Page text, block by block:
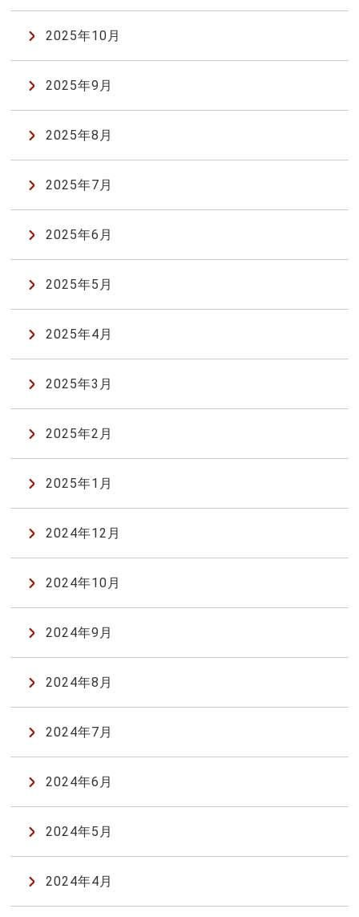
2025年10月
2025年9月
2025年8月
2025年7月
2025年6月
2025年5月
2025年4月
2025年3月
2025年2月
2025年1月
2024年12月
2024年10月
2024年9月
2024年8月
2024年7月
2024年6月
2024年5月
2024年4月